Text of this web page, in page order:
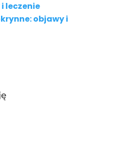
leczenie
objawy i